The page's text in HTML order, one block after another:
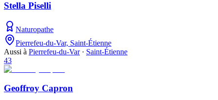
Stella Piselli
Naturopathe
Pierrefeu-du-Var, Saint-Étienne
Aussi à Pierrefeu-du-Var· Saint-Étienne
43
Geoffroy Capron